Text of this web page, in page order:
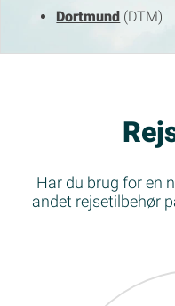
Dortmund (DTM)
Har du brug for en
andet rejsetilbehør